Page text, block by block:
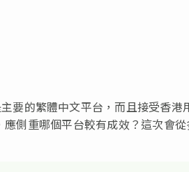
要的繁體中文平台，而且接受香港
應側重哪個平台較有成效？這次會